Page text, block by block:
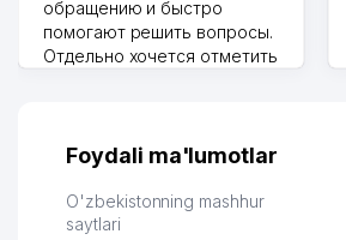
обращению и быстро
помогают решить вопросы.
Отдельно хочется отметить
их работе значительно
обслуживания клиентов.
Рекомендую этот колл-
Foydali ma'lumotlar
O'zbekistonning mashhur
saytlari